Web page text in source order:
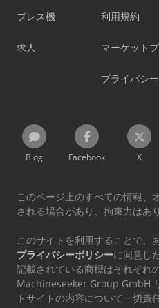
プレス機
求人
利用規約
マーケット
プライバシ
Blog Facebook X
このページ上のすべての情報、
される場合があり、拘束力はあ
このサイトを利用することで、
プライバシーポリシーに同意し
記載されている商標はそれぞれ
Machineseeker Group GmbH
トサイトの内容について一切責